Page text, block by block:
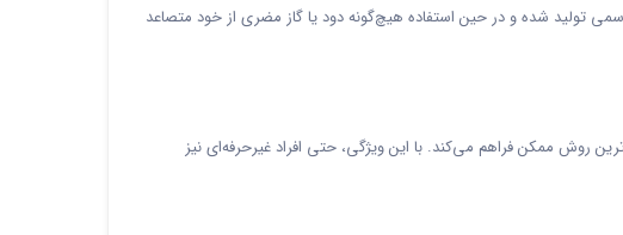
تولید شده و در حین استفاده هیچ‌گونه دود یا گاز مضری از خود متصاعد
روش ممکن فراهم می‌کند. با این ویژگی، حتی افراد غیرحرفه‌ای نیز